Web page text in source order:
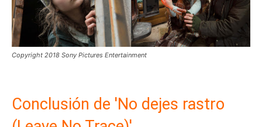
Copyright 2018 Sony Pictures Entertainment
Conclusión de 'No dejes rastro